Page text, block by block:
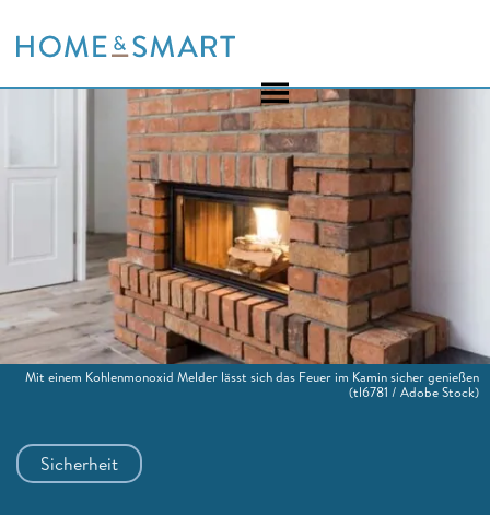
to
Sicherheit
Mit einem Kohlenmonoxid Melder lässt sich das Feuer im Kamin sicher genießen
(tl6781 / Adobe Stock)